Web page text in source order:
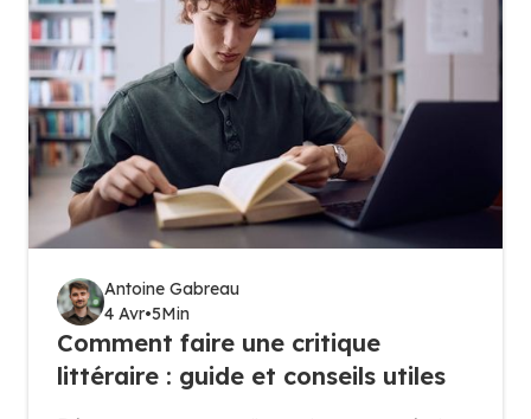
Antoine Gabreau
4 Avr•5Min
Comment faire une critique
littéraire : guide et conseils utiles